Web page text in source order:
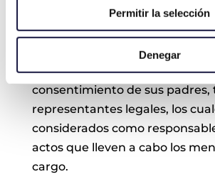
Permitir la selección
Denegar
Queda prohibida la
productos o servicios a través
parte de menores de edad,
obtener debidamente y con
consentimiento de sus padres,
representantes legales, los
considerados como
actos que lleven a cabo los
cargo.